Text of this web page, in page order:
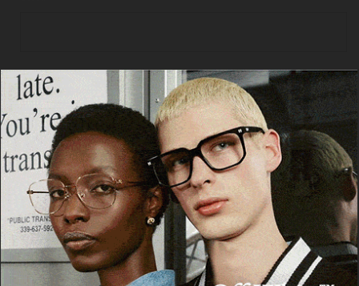
Cerca
Facebook
Threads
Instagram
X YouTube